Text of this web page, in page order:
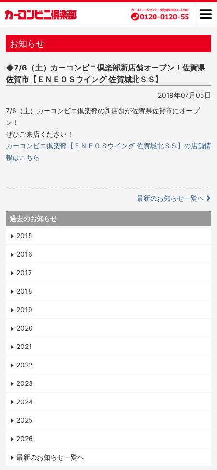
お知らせ
◆7/6（土）カーコンビニ倶楽部新店舗オープン！佐賀県
佐賀市【ＥＮＥＯＳウイング 佐賀城北ＳＳ】
2019年07月05日
7/6（土）カーコンビニ倶楽部の新店舗が佐賀県佐賀市にオープ
ン！
ぜひご来店ください！
カーコンビニ倶楽部【ＥＮＥＯＳウイング 佐賀城北ＳＳ】の店舗情
報はこちら
最新のお知らせ一覧へ
過去のお知らせ
2015
2016
2017
2018
2019
2020
2021
2022
2023
2024
2025
2026
最新のお知らせ一覧へ